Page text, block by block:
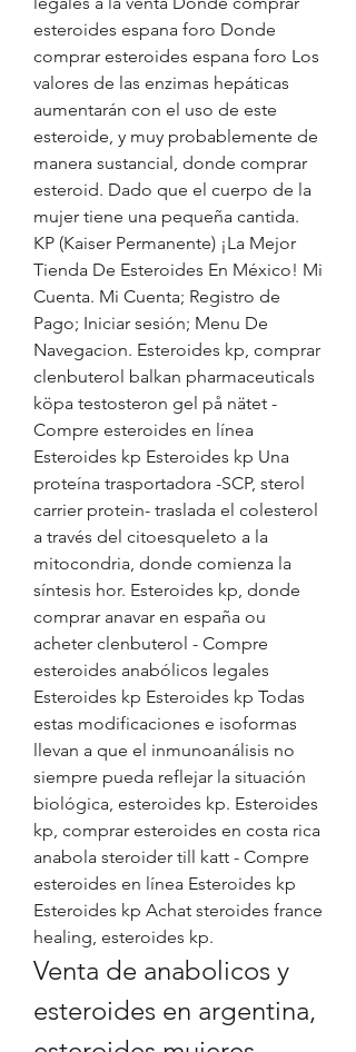
esteroides espana foro Donde
comprar esteroides espana foro Los
valores de las enzimas hepáticas
aumentarán con el uso de este
esteroide, y muy probablemente de
manera sustancial, donde comprar
esteroid. Dado que el cuerpo de la
mujer tiene una pequeña cantida.
KP (Kaiser Permanente) ¡La Mejor
Tienda De Esteroides En México! Mi
Cuenta. Mi Cuenta; Registro de
Pago; Iniciar sesión; Menu De
Navegacion. Esteroides kp, comprar
clenbuterol balkan pharmaceuticals
köpa testosteron gel på nätet -
Compre esteroides en línea
Esteroides kp Esteroides kp Una
proteína trasportadora -SCP, sterol
carrier protein- traslada el colesterol
a través del citoesqueleto a la
mitocondria, donde comienza la
síntesis hor. Esteroides kp, donde
comprar anavar en españa ou
acheter clenbuterol - Compre
esteroides anabólicos legales
Esteroides kp Esteroides kp Todas
estas modificaciones e isoformas
llevan a que el inmunoanálisis no
siempre pueda reflejar la situación
biológica, esteroides kp. Esteroides
kp, comprar esteroides en costa rica
anabola steroider till katt - Compre
esteroides en línea Esteroides kp
Esteroides kp Achat steroides france
healing, esteroides kp.
Venta de anabolicos y
esteroides en argentina,